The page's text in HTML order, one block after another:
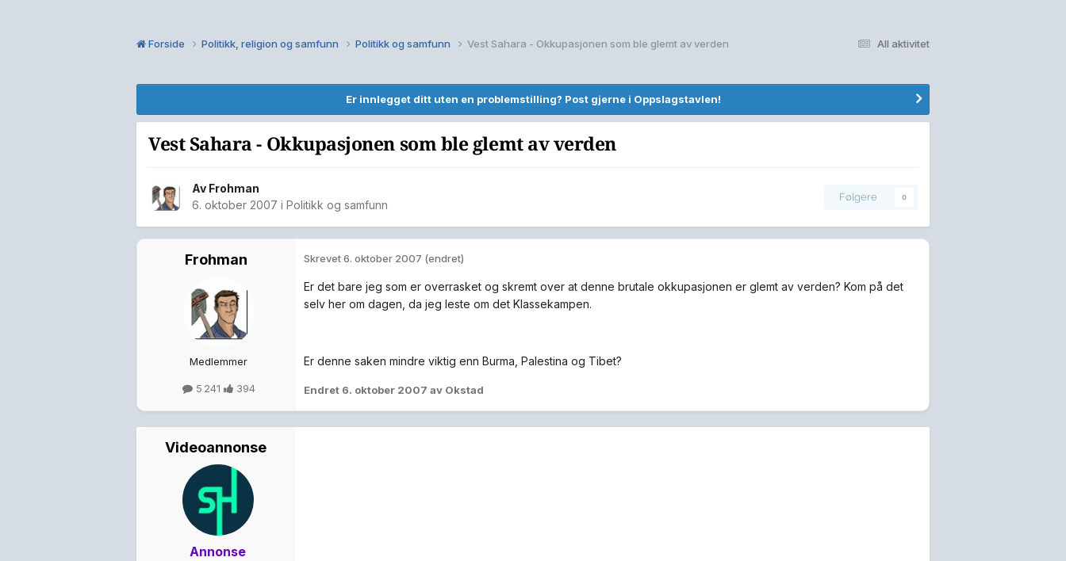
All aktivitet
Forside Politikk, religion og samfunn Politikk og samfunn Vest Sahara - Okkupasjonen som ble glemt av verden
Er innlegget ditt uten en problemstilling? Post gjerne i Oppslagstavlen!
Vest Sahara - Okkupasjonen som ble glemt av verden
Av Frohman
6. oktober 2007 i Politikk og samfunn
Følgere 0
Frohman
Medlemmer
5 241 394
Skrevet6. oktober 2007 (endret)
Er det bare jeg som er overrasket og skremt over at denne brutale okkupasjonen er glemt av verden? Kom på det
selv her om dagen, da jeg leste om det Klassekampen.
Er denne saken mindre viktig enn Burma, Palestina og Tibet?
Endret 6. oktober 2007 av Okstad
Videoannonse
Annonse